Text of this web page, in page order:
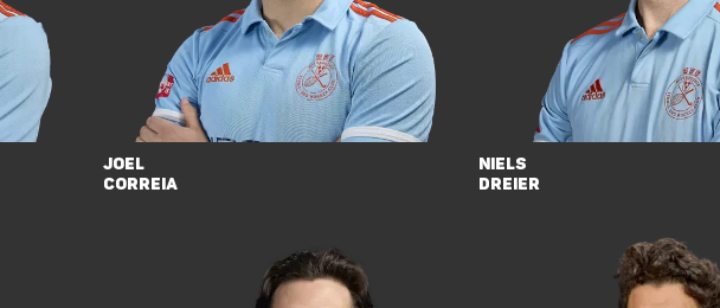
Joel
Correia
Niels
Dreier